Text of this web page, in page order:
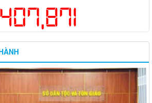
407,871